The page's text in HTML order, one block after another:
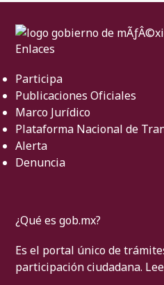
Enlaces
Participa
Publicaciones Oficiales
Marco Jurídico
Plataforma Nacional de
Alerta
Denuncia
¿Qué es gob.mx?
Es el portal único de
participación ciudadana.